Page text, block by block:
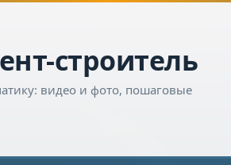
строитель
видео и фото, пошаговые